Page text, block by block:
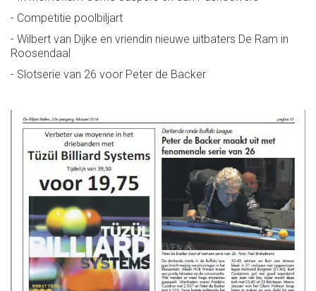
- Competitie poolbiljart
- Wilbert van Dijke en vriendin nieuwe uitbaters De Ram in
Roosendaal
- Slotserie van 26 voor Peter de Backer